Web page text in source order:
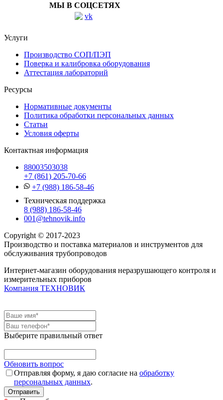
МЫ В СОЦСЕТЯХ
Услуги
Производство СОП/ПЭП
Поверка и калибровка оборудования
Аттестация лабораторий
Ресурсы
Нормативные документы
Политика обработки персональных данных
Статьи
Условия оферты
Контактная информация
88003503038
+7 (861) 205-70-66
+7 (988) 186-58-46
Техническая поддержка
8 (988) 186-58-46
001@tehnovik.info
Copyright © 2017-2023
Производство и поставка материалов и инструментов для
обслуживания трубопроводов
Интернет-магазин оборудования неразрушающего контроля и
измерительных приборов
Компания ТЕХНОВИК
Выберите правильный ответ
Обновить вопрос
Отправляя форму, я даю согласие на обработку
персональных данных.